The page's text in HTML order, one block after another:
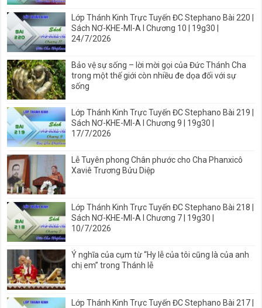
Lớp Thánh Kinh Trực Tuyến ĐC Stephano Bài 220 |
Sách NƠ-KHE-MI-A I Chương 10 | 19g30 |
24/7/2026
Bảo vệ sự sống – lời mời gọi của Đức Thánh Cha
trong một thế giới còn nhiều đe dọa đối với sự
sống
Lớp Thánh Kinh Trực Tuyến ĐC Stephano Bài 219 |
Sách NƠ-KHE-MI-A I Chương 9 | 19g30 |
17/7/2026
Lễ Tuyên phong Chân phước cho Cha Phanxicô
Xaviê Trương Bửu Diệp
Lớp Thánh Kinh Trực Tuyến ĐC Stephano Bài 218 |
Sách NƠ-KHE-MI-A I Chương 7 | 19g30 |
10/7/2026
Ý nghĩa của cụm từ “Hy lễ của tôi cũng là của anh
chị em” trong Thánh lễ
Lớp Thánh Kinh Trực Tuyến ĐC Stephano Bài 217 |